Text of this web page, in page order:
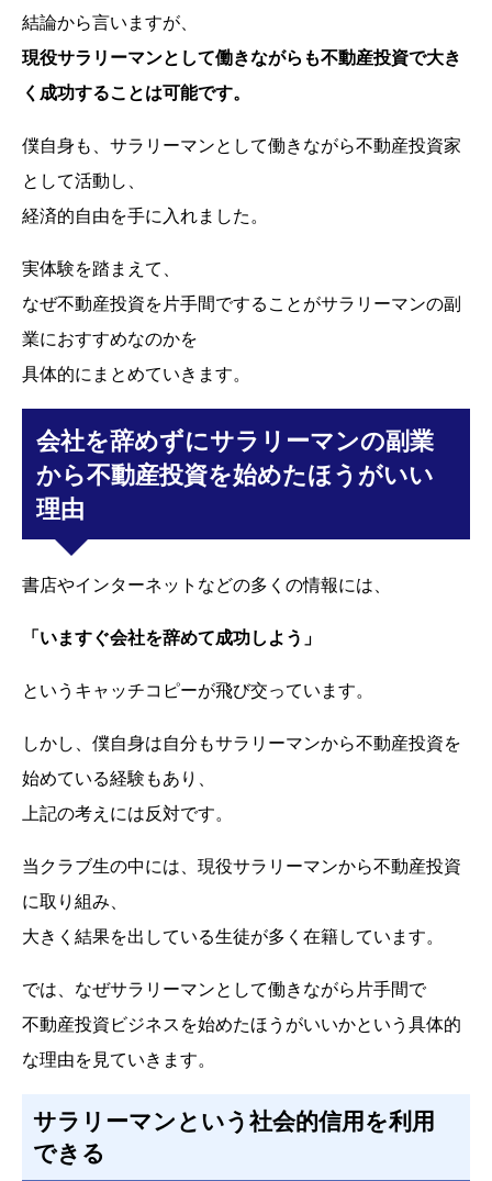
結論から言いますが、
現役サラリーマンとして働きながらも不動産投資で大き
く成功することは可能です。
僕自身も、サラリーマンとして働きながら不動産投資家
として活動し、
経済的自由を手に入れました。
実体験を踏まえて、
なぜ不動産投資を片手間ですることがサラリーマンの副
業におすすめなのかを
具体的にまとめていきます。
会社を辞めずにサラリーマンの副業
から不動産投資を始めたほうがいい
理由
書店やインターネットなどの多くの情報には、
「いますぐ会社を辞めて成功しよう」
というキャッチコピーが飛び交っています。
しかし、僕自身は自分もサラリーマンから不動産投資を
始めている経験もあり、
上記の考えには反対です。
当クラブ生の中には、現役サラリーマンから不動産投資
に取り組み、
大きく結果を出している生徒が多く在籍しています。
では、なぜサラリーマンとして働きながら片手間で
不動産投資ビジネスを始めたほうがいいかという具体的
な理由を見ていきます。
サラリーマンという社会的信用を利用
できる